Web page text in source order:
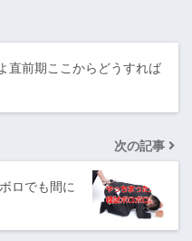
直前期ここからどうすれば
次の記事
ロでも間に